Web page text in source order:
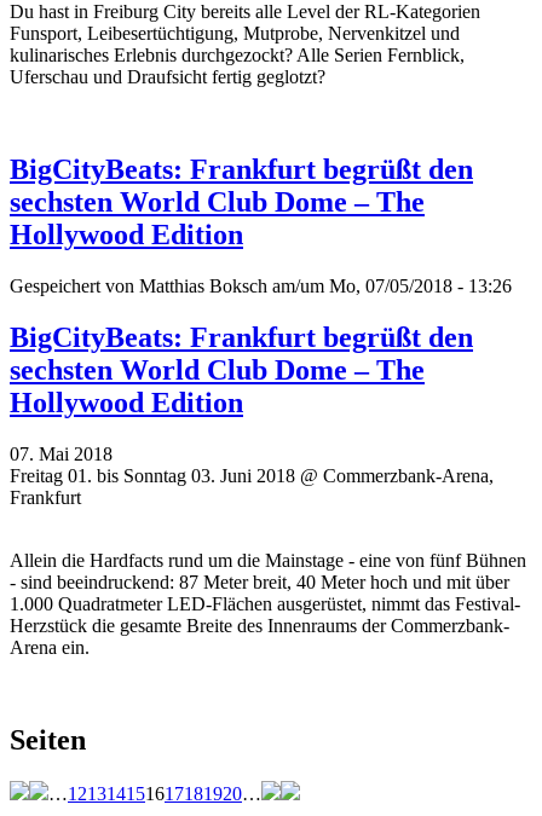
Du hast in Freiburg City bereits alle Level der RL-Kategorien
Funsport, Leibesertüchtigung, Mutprobe, Nervenkitzel und
kulinarisches Erlebnis durchgezockt? Alle Serien Fernblick,
Uferschau und Draufsicht fertig geglotzt?
BigCityBeats: Frankfurt begrüßt den
sechsten World Club Dome – The
Hollywood Edition
Gespeichert von Matthias Boksch am/um Mo, 07/05/2018 - 13:26
BigCityBeats: Frankfurt begrüßt den
sechsten World Club Dome – The
Hollywood Edition
07. Mai 2018
Freitag 01. bis Sonntag 03. Juni 2018 @ Commerzbank-Arena,
Frankfurt
Allein die Hardfacts rund um die Mainstage - eine von fünf Bühnen
- sind beeindruckend: 87 Meter breit, 40 Meter hoch und mit über
1.000 Quadratmeter LED-Flächen ausgerüstet, nimmt das Festival-
Herzstück die gesamte Breite des Innenraums der Commerzbank-
Arena ein.
Seiten
…121314151617181920…